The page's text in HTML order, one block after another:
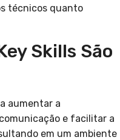
técnicos quanto
Skills São
aumentar a
e facilitar a
em um ambiente